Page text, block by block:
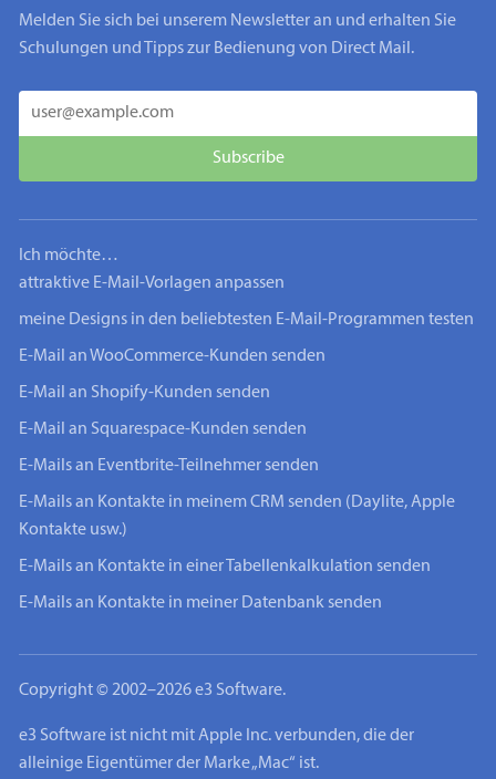
Melden Sie sich bei unserem Newsletter an und erhalten Sie
Schulungen und Tipps zur Bedienung von Direct Mail.
Ich möchte…
attraktive E-Mail-Vorlagen anpassen
meine Designs in den beliebtesten E-Mail-Programmen testen
E-Mail an WooCommerce-Kunden senden
E-Mail an Shopify-Kunden senden
E-Mail an Squarespace-Kunden senden
E-Mails an Eventbrite-Teilnehmer senden
E-Mails an Kontakte in meinem CRM senden (Daylite, Apple
Kontakte usw.)
E-Mails an Kontakte in einer Tabellenkalkulation senden
E-Mails an Kontakte in meiner Datenbank senden
Copyright © 2002–2026 e3 Software.
e3 Software ist nicht mit Apple Inc. verbunden, die der
alleinige Eigentümer der Marke „Mac“ ist.